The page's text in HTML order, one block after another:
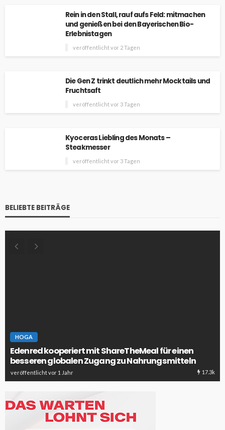
Rein in den Stall, rauf aufs Feld: mitmachen
und genießen bei den Bayerischen Bio-
Erlebnistagen
veröffentlicht vor 2 Tagen
Die Gen Z trinkt deutlich mehr Mocktails und
Fruchtsaft
veröffentlicht vor 3 Tagen
Kyoceras Liebling des Monats –
Steakmesser
veröffentlicht vor 3 Tagen
BELIEBTE BEITRÄGE
HOGA
Edenred kooperiert mit ShareTheMeal für einen
besseren globalen Zugang zu Nahrungsmitteln
veröffentlicht vor 1 Jahr 17.3k